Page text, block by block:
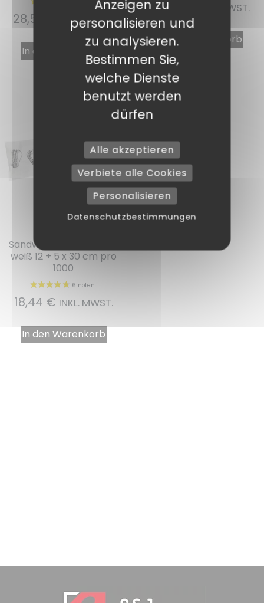
28,56 INKL. MWST.
In den Warenkorb
16,85 INKL. MWST.
In den Warenkorb
Sandwich-Tasche Kraft
weiß 12 + 5 x 30 cm pro
1000
18,44 € INKL. MWST.
In den Warenkorb
Anzeigen zu
personalisieren und
zu analysieren.
Bestimmen Sie,
welche Dienste
benutzt werden
dürfen
Alle akzeptieren
Verbiete alle Cookies
Personalisieren
Datenschutzbestimmungen